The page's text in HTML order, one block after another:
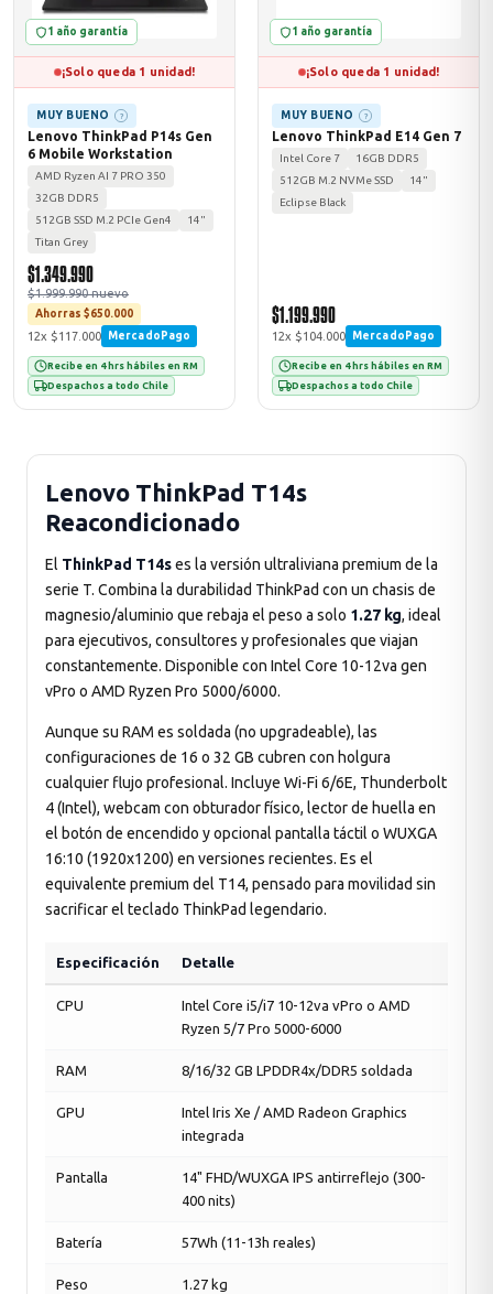
1 año garantía
¡Solo queda 1 unidad!
MUY BUENO ?
Lenovo ThinkPad P14s Gen
6 Mobile Workstation
AMD Ryzen AI 7 PRO 350
32GB DDR5
512GB SSD M.2 PCIe Gen4
14"
Titan Grey
$1.349.990
$1.999.990 nuevo
Ahorras $650.000
12x $117.000 MercadoPago
Recibe en 4 hrs hábiles en RM
Despachos a todo Chile
1 año garantía
¡Solo queda 1 unidad!
MUY BUENO ?
Lenovo ThinkPad E14 Gen 7
Intel Core 7
16GB DDR5
512GB M.2 NVMe SSD
14"
Eclipse Black
$1.199.990
12x $104.000 MercadoPago
Recibe en 4 hrs hábiles en RM
Despachos a todo Chile
Lenovo ThinkPad T14s
Reacondicionado
El ThinkPad T14ses la versión ultraliviana premium de la
serie T. Combina la durabilidad ThinkPad con un chasis de
magnesio/aluminio que rebaja el peso a solo 1.27 kg, ideal
para ejecutivos, consultores y profesionales que viajan
constantemente. Disponible con Intel Core 10-12va gen
vPro o AMD Ryzen Pro 5000/6000.
Aunque su RAM es soldada (no upgradeable), las
configuraciones de 16 o 32 GB cubren con holgura
cualquier flujo profesional. Incluye Wi-Fi 6/6E, Thunderbolt
4 (Intel), webcam con obturador físico, lector de huella en
el botón de encendido y opcional pantalla táctil o WUXGA
16:10 (1920x1200) en versiones recientes. Es el
equivalente premium del T14, pensado para movilidad sin
sacrificar el teclado ThinkPad legendario.
Especificación Detalle
CPU
Intel Core i5/i7 10-12va vPro o AMD
Ryzen 5/7 Pro 5000-6000
RAM 8/16/32 GB LPDDR4x/DDR5 soldada
GPU
Intel Iris Xe / AMD Radeon Graphics
integrada
Pantalla
14" FHD/WUXGA IPS antirreflejo (300-
400 nits)
Batería 57Wh (11-13h reales)
Peso 1.27 kg